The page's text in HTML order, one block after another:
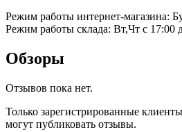
Режим работы интернет-магазина:
Режим работы склада: Вт,Чт с 17:00
Обзоры
Отзывов пока нет.
Только зарегистрированные
могут публиковать отзывы.